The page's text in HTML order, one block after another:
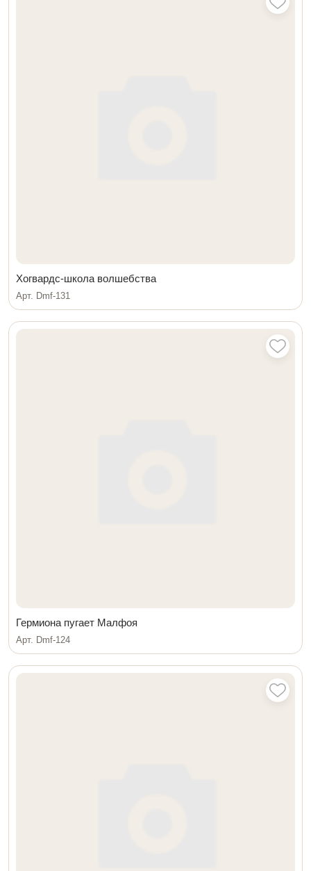
Хогвардс-школа волшебства
Арт. Dmf-131
Гермиона пугает Малфоя
Арт. Dmf-124